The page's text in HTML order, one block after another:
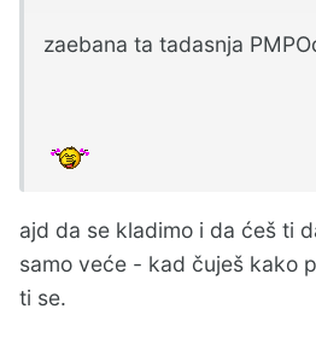
zaebana ta tadasnja
ajd da se kladimo i da ćeš ti
samo veće - kad čuješ kako
ti se.